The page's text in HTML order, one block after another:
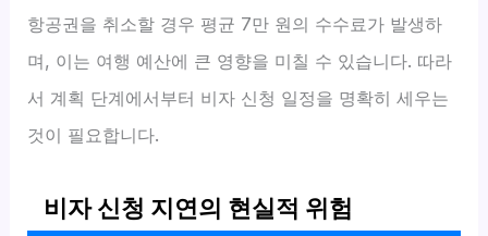
항공권을 취소할 경우 평균 7만 원의 수수료가 발생하
며, 이는 여행 예산에 큰 영향을 미칠 수 있습니다. 따라
서 계획 단계에서부터 비자 신청 일정을 명확히 세우는
것이 필요합니다.
비자 신청 지연의 현실적 위험